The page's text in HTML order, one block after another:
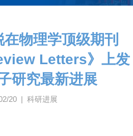
物理学顶级期刊
Letters》上发
研究最新进展
20 | 科研进展